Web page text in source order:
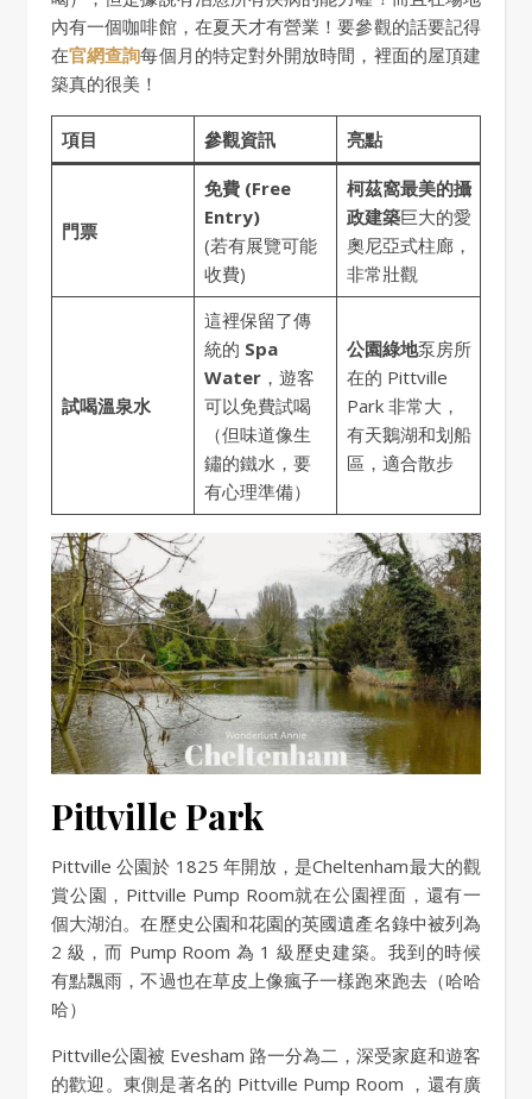
內有一個咖啡館，在夏天才有營業！要參觀的話要記得
在官網查詢每個月的特定對外開放時間，裡面的屋頂建
築真的很美！
項目 參觀資訊 亮點
門票
免費 (Free
Entry)
(若有展覽可能
收費)
柯茲窩最美的攝
政建築巨大的愛
奧尼亞式柱廊，
非常壯觀
試喝溫泉水
這裡保留了傳
統的 Spa
Water，遊客
可以免費試喝
（但味道像生
鏽的鐵水，要
有心理準備）
公園綠地泵房所
在的 Pittville
Park 非常大，
有天鵝湖和划船
區，適合散步
Pittville Park
Pittville 公園於 1825 年開放，是Cheltenham最大的觀
賞公園，Pittville Pump Room就在公園裡面，還有一
個大湖泊。在歷史公園和花園的英國遺產名錄中被列為
2 級，而 Pump Room 為 1 級歷史建築。我到的時候
有點飄雨，不過也在草皮上像瘋子一樣跑來跑去（哈哈
哈）
Pittville公園被 Evesham 路一分為二，深受家庭和遊客
的歡迎。東側是著名的 Pittville Pump Room ，還有廣